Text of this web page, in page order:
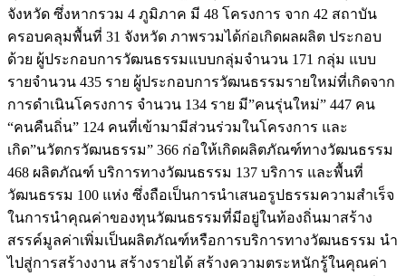
จังหวัด ซึ่งหากรวม 4 ภูมิภาค มี 48 โครงการ จาก 42 สถาบัน
ครอบคลุมพื้นที่ 31 จังหวัด ภาพรวมได้ก่อเกิดผลผลิต ประกอบ
ด้วย ผู้ประกอบการวัฒนธรรมแบบกลุ่มจำนวน 171 กลุ่ม แบบ
รายจำนวน 435 ราย ผู้ประกอบการวัฒนธรรมรายใหม่ที่เกิดจาก
การดำเนินโครงการ จำนวน 134 ราย มี”คนรุ่นใหม่” 447 คน
“คนคืนถิ่น” 124 คนที่เข้ามามีส่วนร่วมในโครงการ และ
เกิด”นวัตกรวัฒนธรรม” 366 ก่อให้เกิดผลิตภัณฑ์ทางวัฒนธรรม
468 ผลิตภัณฑ์ บริการทางวัฒนธรรม 137 บริการ และพื้นที่
วัฒนธรรม 100 แห่ง ซึ่งถือเป็นการนำเสนอรูปธรรมความสำเร็จ
ในการนำคุณค่าของทุนวัฒนธรรมที่มีอยู่ในท้องถิ่นมาสร้าง
สรรค์มูลค่าเพิ่มเป็นผลิตภัณฑ์หรือการบริการทางวัฒนธรรม นำ
ไปสู่การสร้างงาน สร้างรายได้ สร้างความตระหนักรู้ในคุณค่า